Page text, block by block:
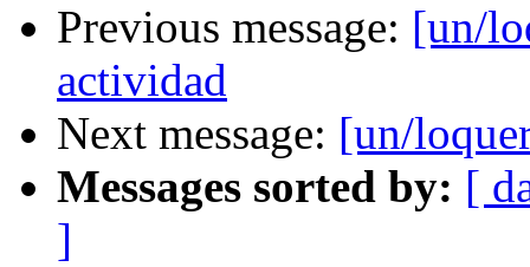
Previous message: [un/
actividad
Next message: [un/
Messages sorted by: [
]